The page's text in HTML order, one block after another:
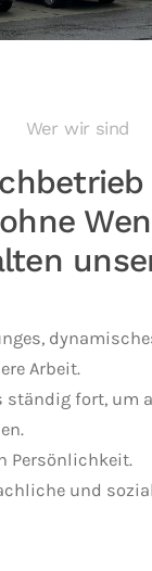
Wer wir sind
Arbeit.
ständig fort, um
Persönlichkeit.
und